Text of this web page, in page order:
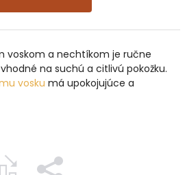
voskom a nechtíkom je ručne
na suchú a citlivú pokožku.
vosku má upokojujúce a